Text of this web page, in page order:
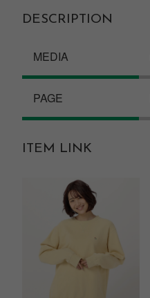
DESCRIPTION
MEDIA
PAGE
ITEM LINK